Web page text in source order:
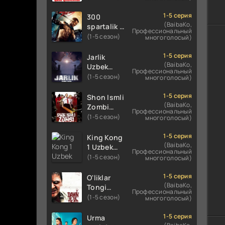
tilida
koreya
seryali
barcha
o'zbek
tilida
tilida 2016
O'zbekcha
tarjima
HD
skachat
300
spartalik 2
/ Uch yuz
2 Premyera
Uzbek
tilida 2013
tarjima
kino HD
skachat
(1-5 сезон)
1-5 серия
(BaibaKo,
Профессиональный
многоголосый)
Jarlik
Uzbek
tilida 2025
tarjima
kino HD
skachat
(1-5 сезон)
1-5 серия
(BaibaKo,
Профессиональный
многоголосый)
Shon Ismli
Zombi
Uzbek
O'zbekcha
tarjima
kino HD
(1-5 сезон)
1-5 серия
(BaibaKo,
Профессиональный
многоголосый)
King Kong
1 Uzbek
tilida 2005
tarjima
kino HD
skachat
(1-5 сезон)
1-5 серия
(BaibaKo,
Профессиональный
многоголосый)
O'liklar
Tongi
Uzbek
(2004)
(1-5 сезон)
1-5 серия
(BaibaKo,
Профессиональный
многоголосый)
Urma
1-5 серия